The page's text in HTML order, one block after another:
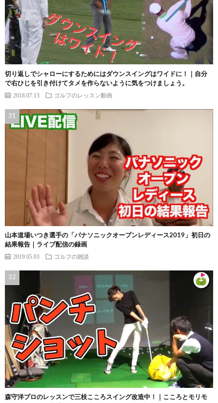
切り返しでシャローにするためにはダウンスイングはワイドに！｜自分
で右ひじを引き付けてタメを作らないように気をつけましょう。
2018.07.13 ゴルフのレッスン動画
山本道場いつき選手の「パナソニックオープンレディース2019」初日の
結果報告｜ライブ配信の録画
2019.05.03 ゴルフの雑談
森守洋プロのレッスンで三枝こころスイング改造中！｜こころとモリモ